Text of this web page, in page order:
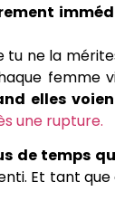
ne la
femme
elles
une rupture.
de temps
Et tant